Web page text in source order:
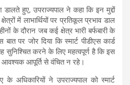
हुए, उपराज्यपाल ने कहा कि इन मुद्दों
में लाभार्थियों पर प्रतिकूल प्रभाव डाल
के दौरान जब कई क्षेत्र भारी बर्फबारी के
पर जोर दिया कि स्मार्ट पीडीएस कार्ड
सुनिश्चित करने के लिए महत्वपूर्ण है कि इस
आवश्यक आपूर्ति से वंचित न रहे।
अधिकारियों ने उपराज्यपाल को स्मार्ट